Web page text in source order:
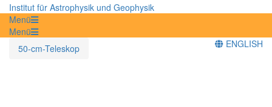
Institut für Astrophysik und Geophysik
Menü
Menü
50-cm-Teleskop
ENGLISH